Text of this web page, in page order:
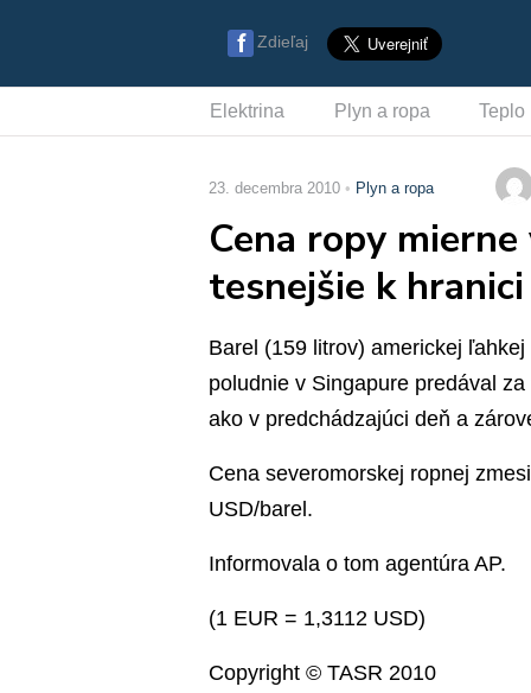
Zdieľaj
Elektrina Plyn a ropa Teplo
23. decembra 2010 Plyn a ropa
Cena ropy
tesnejšie k
Barel (159 litrov) americkej
poludnie v Singapure predával
ako v predchádzajúci deň a
Cena severomorskej ropnej
USD/barel.
Informovala o tom agentúra AP.
(1 EUR = 1,3112 USD)
Copyright © TASR 2010